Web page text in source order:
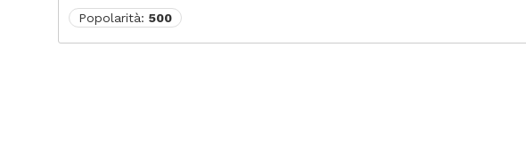
Popolarità: 500